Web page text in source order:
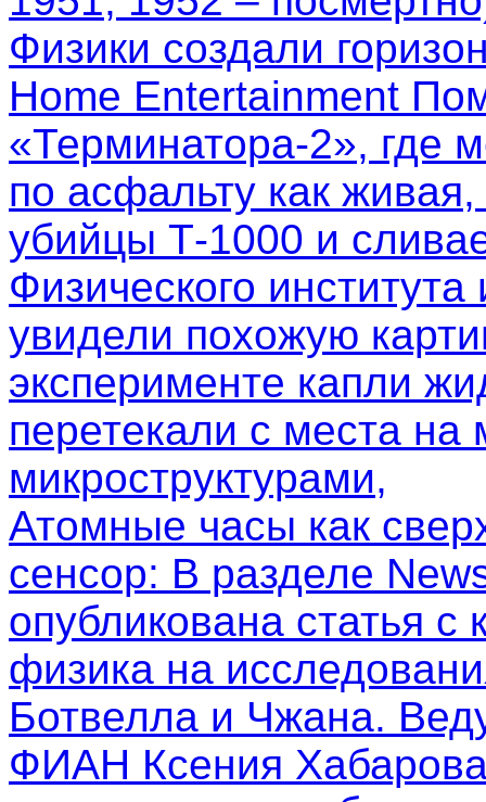
Физики создали
Home Entertainment
«Терминатора-2», где
по асфальту как
убийцы Т-1000 и
Физического
увидели похожую
эксперименте капли
перетекали с места на
микроструктурами,
Атомные часы как
сенсор: В разделе
опубликована статья
физика на
Ботвелла и Чжана.
ФИАН Ксения